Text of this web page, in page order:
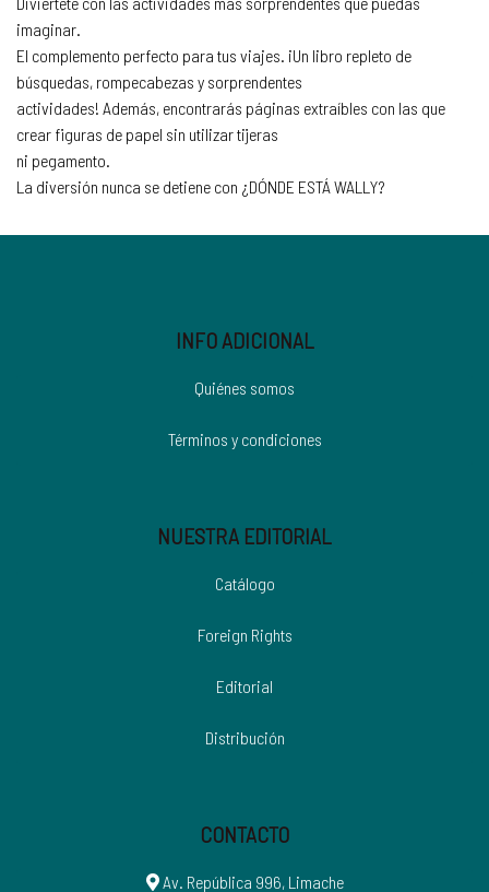
imaginar.
El complemento perfecto para tus viajes. ¡Un libro repleto de
búsquedas, rompecabezas y sorprendentes
actividades! Además, encontrarás páginas extraíbles con las que
crear figuras de papel sin utilizar tijeras
ni pegamento.
La diversión nunca se detiene con ¿DÓNDE ESTÁ WALLY?
INFO ADICIONAL
Quiénes somos
Términos y condiciones
NUESTRA EDITORIAL
Catálogo
Foreign Rights
Editorial
Distribución
CONTACTO
Av. República 996, Limache